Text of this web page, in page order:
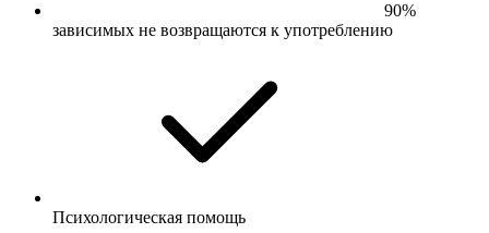
90%
зависимых не возвращаются к употреблению
Психологическая помощь